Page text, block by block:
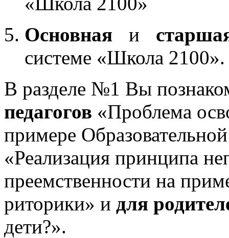
Основная и
системе «Школа 2100».
В разделе №1 Вы
педагогов «Проблема
примере
«Реализация принципа
преемственности на
риторики» и для
дети?».